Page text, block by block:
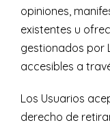
opiniones,
existentes u
gestionados por
accesibles a
Los Usuarios
derecho de